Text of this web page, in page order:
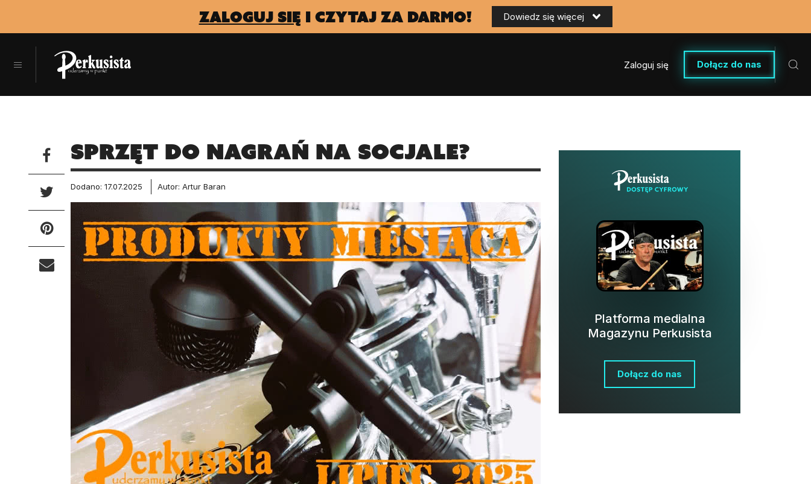
zaloguj się i czytaj za darmo! Dowiedz się więcej
Zaloguj się Dołącz do nas
Sprzęt do nagrań na socjale?
Dodano: 17.07.2025 Autor: Artur Baran
Platforma medialna
Magazynu Perkusista
Dołącz do nas